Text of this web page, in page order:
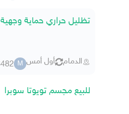
تظليل حراري حماية وجهية PPF تلميع نانو سيراميك
الدمام أول أمس M
للبيع مجسم تويوتا سوبرا